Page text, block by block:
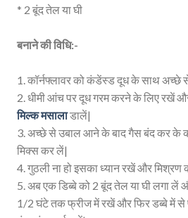
* 2 बूंद तेल या घी
बनाने की विधि:-
1. कॉर्नफ्लावर को कंडेंस्ड दूध के साथ अच्छे
2. धीमी आंच पर दूध गरम करने के लिए रखें
मिल्क मसालाडालें|
3. अच्छे से उबाल आने के बाद गैस बंद कर के
मिक्स कर लें|
4. गुठली ना हो इसका ध्यान रखें और मिश्रण
5. अब एक डिब्बे को 2 बूंद तेल या घी लगा
1/2 घंटे तक फ्रीज में रखें और फिर डब्बे में से